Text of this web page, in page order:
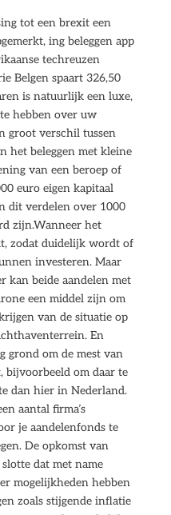
tot een brexit een
ing beleggen app
techreuzen
Belgen spaart 326,50
is natuurlijk een luxe,
hebben over uw
groot verschil tussen
het beleggen met kleine
van een beroep of
euro eigen kapitaal
dit verdelen over 1000
zijn.Wanneer het
zodat duidelijk wordt of
investeren. Maar
kan beide aandelen met
een middel zijn om
van de situatie op
En
grond om de mest van
bijvoorbeeld om daar te
dan hier in Nederland.
aantal firma’s
je aandelenfonds te
De opkomst van
dat met name
mogelijkheden hebben
zoals stijgende inflatie